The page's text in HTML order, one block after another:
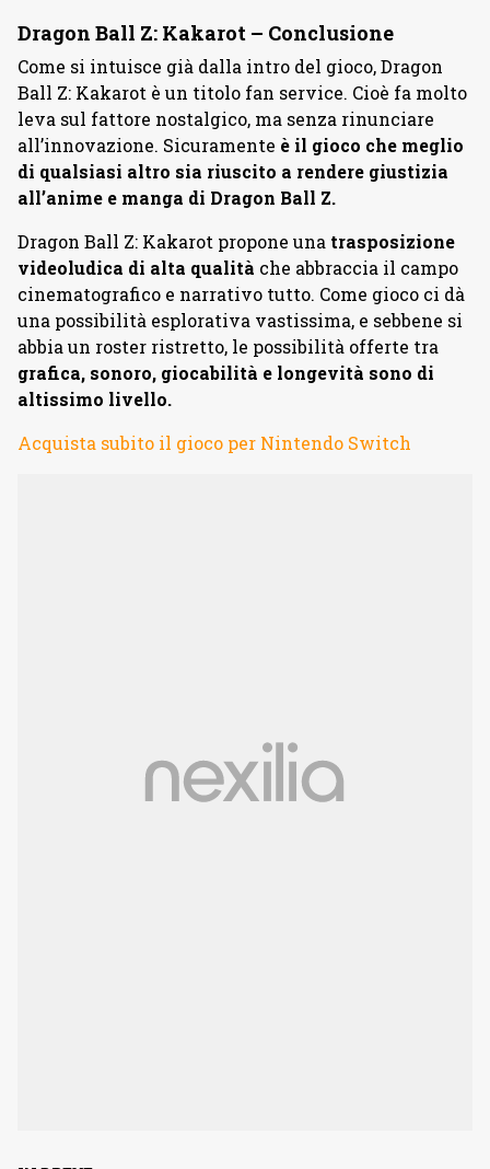
Dragon Ball Z: Kakarot – Conclusione
Come si intuisce già dalla intro del gioco, Dragon
Ball Z: Kakarot è un titolo fan service. Cioè fa molto
leva sul fattore nostalgico, ma senza rinunciare
all’innovazione. Sicuramente è il gioco che meglio
di qualsiasi altro sia riuscito a rendere giustizia
all’anime e manga di Dragon Ball Z.
Dragon Ball Z: Kakarot propone una trasposizione
videoludica di alta qualità che abbraccia il campo
cinematografico e narrativo tutto. Come gioco ci dà
una possibilità esplorativa vastissima, e sebbene si
abbia un roster ristretto, le possibilità offerte tra
grafica, sonoro, giocabilità e longevità sono di
altissimo livello.
Acquista subito il gioco per Nintendo Switch